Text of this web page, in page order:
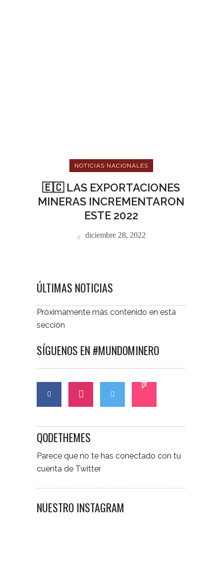
NOTICIAS NACIONALES
🇪🇨 LAS EXPORTACIONES
MINERAS INCREMENTARON
ESTE 2022
diciembre 28, 2022
ÚLTIMAS NOTICIAS
Próximamente más contenido en esta
sección
SÍGUENOS EN #MUNDOMINERO
QODETHEMES
Parece que no te has conectado con tu
cuenta de Twitter
NUESTRO INSTAGRAM